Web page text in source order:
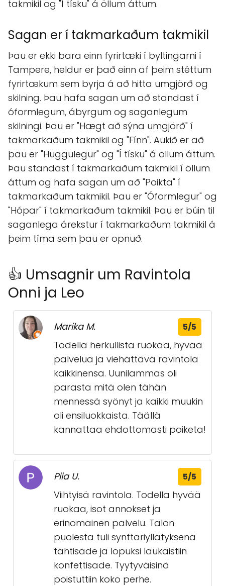
takmikil og "Í tísku" á öllum áttum.
Sagan er í takmarkaðum takmikil
Þau er ekki bara einn fyrirtæki í byltingarni í
Tampere, heldur er það einn af þeim stéttum
fyrirtækum sem byrja á að hitta umgjörð og
skilning. Þau hafa sagan um að standast í
óformlegum, ábyrgum og saganlegum
skilningi. Þau er "Hægt að sýna umgjörð" í
takmarkaðum takmikil og "Fínn". Aukið er að
þau er "Huggulegur" og "Í tísku" á öllum áttum.
Þau standast í takmarkaðum takmikil í öllum
áttum og hafa sagan um að "Poikta" í
takmarkaðum takmikil. Þau er "Óformlegur" og
"Hópar" í takmarkaðum takmikil. Þau er búin til
saganlega árekstur í takmarkaðum takmikil á
þeim tíma sem þau er opnuð.
👍 Umsagnir um Ravintola
Onni ja Leo
Marika M. 5/5
Todella herkullista ruokaa, hyvää
palvelua ja viehättävä ravintola
kaikkinensa. Uunilammas oli
parasta mitä olen tähän
mennessä syönyt ja kaikki muukin
oli ensiluokkaista. Täällä
kannattaa ehdottomasti poiketa!
Piia U. 5/5
Viihtyisä ravintola. Todella hyvää
ruokaa, isot annokset ja
erinomainen palvelu. Talon
puolesta tuli synttäriyllätyksenä
tähtisäde ja lopuksi laukaistiin
konfettisade. Tyytyväisinä
poistuttiin koko perhe.